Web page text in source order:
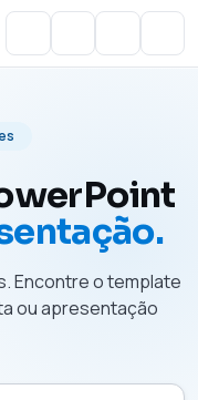
Encontre o template
ou apresentação